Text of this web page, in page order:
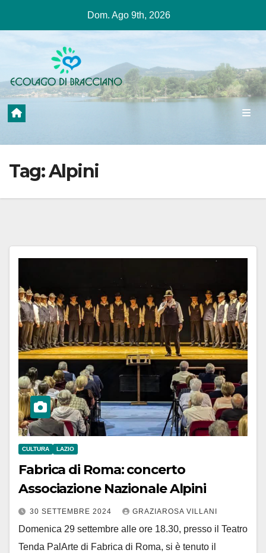
contenuto
Dom. Ago 9th, 2026
Tag:Alpini
CULTURA LAZIO
Fabrica di Roma: concerto
Associazione Nazionale Alpini
30 SETTEMBRE 2024 GRAZIAROSA VILLANI
Domenica 29 settembre alle ore 18.30, presso il Teatro
Tenda PalArte di Fabrica di Roma, si è tenuto il